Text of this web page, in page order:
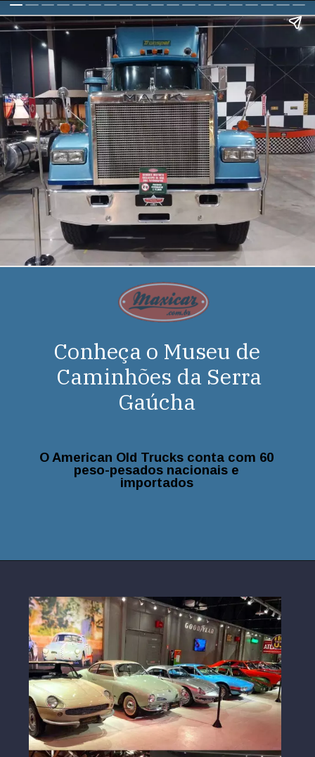
Conheça o Museu de
Caminhões da Serra
Gaúcha
O American Old Trucks conta com 60
peso-pesados nacionais e
importados